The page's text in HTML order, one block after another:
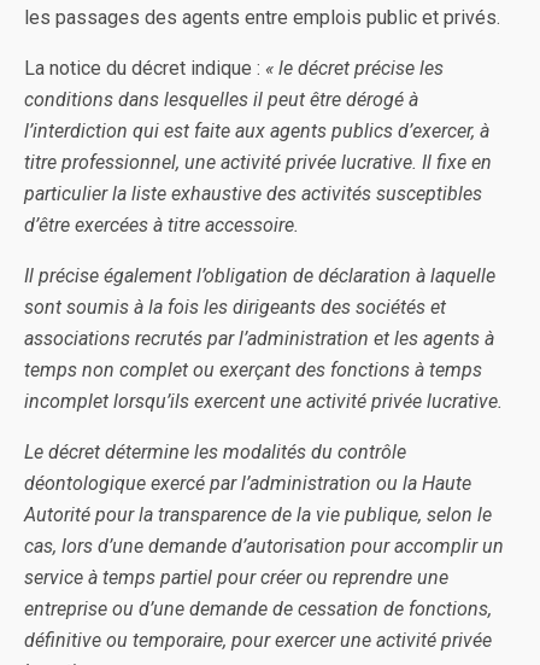
les passages des agents entre emplois public et privés.
La notice du décret indique : « le décret précise les
conditions dans lesquelles il peut être dérogé à
l’interdiction qui est faite aux agents publics d’exercer, à
titre professionnel, une activité privée lucrative. Il fixe en
particulier la liste exhaustive des activités susceptibles
d’être exercées à titre accessoire.
Il précise également l’obligation de déclaration à laquelle
sont soumis à la fois les dirigeants des sociétés et
associations recrutés par l’administration et les agents à
temps non complet ou exerçant des fonctions à temps
incomplet lorsqu’ils exercent une activité privée lucrative.
Le décret détermine les modalités du contrôle
déontologique exercé par l’administration ou la Haute
Autorité pour la transparence de la vie publique, selon le
cas, lors d’une demande d’autorisation pour accomplir un
service à temps partiel pour créer ou reprendre une
entreprise ou d’une demande de cessation de fonctions,
définitive ou temporaire, pour exercer une activité privée